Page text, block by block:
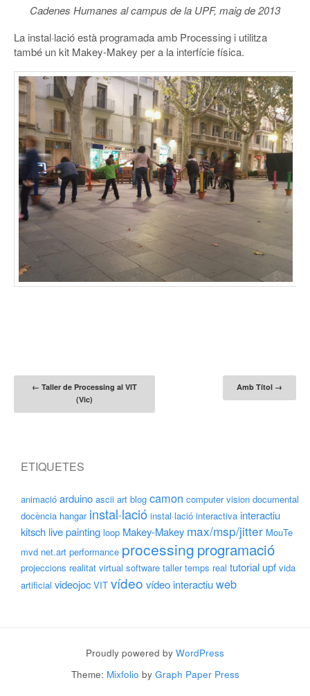
Cadenes Humanes al campus de la UPF, maig de 2013
La instal·lació està programada amb Processing i utilitza
també un kit Makey-Makey per a la interfície física.
Post navigation
← Taller de Processing al VIT
(Vic)
Amb Títol →
ETIQUETES
animació arduino ascii art blog camon computer vision documental
docència hangar instal·lació instal·lació interactiva interactiu
kitsch live painting loop Makey-Makey max/msp/jitter MouTe
mvd net.art performance processing programació
projeccions realitat virtual software taller temps real tutorial upf vida
artificial videojoc VIT vídeo vídeo interactiuweb
Proudly powered by WordPress
Theme: Mixfolio by Graph Paper Press